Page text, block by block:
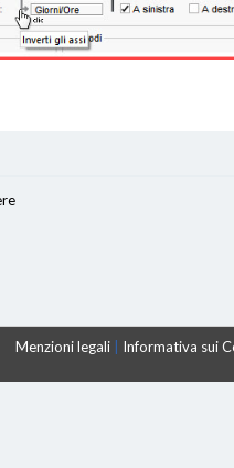
Menzioni legali Informativa sui